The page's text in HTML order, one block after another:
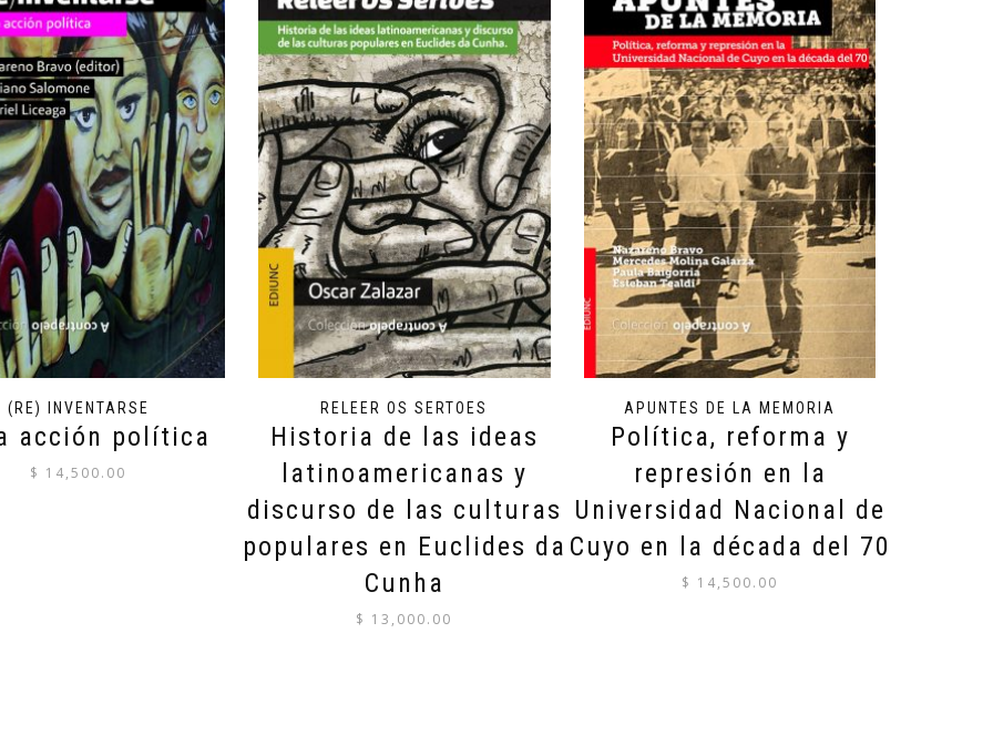
(RE) INVENTARSE
acción política
$ 14,500.00
RELEER OS SERTOES
Historia de las ideas
latinoamericanas y
discurso de las culturas
populares en Euclides da
Cunha
$ 13,000.00
APUNTES DE LA MEMORIA
Política, reforma y
represión en la
Universidad Nacional de
Cuyo en la década del 70
$ 14,500.00